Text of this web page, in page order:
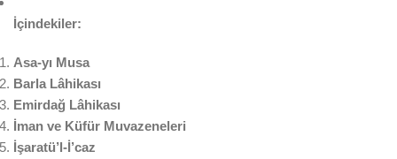
İçindekiler:
Asa-yı Musa
Barla Lâhikası
Emirdağ Lâhikası
İman ve Küfür Muvazeneleri
İşaratü’l-İ’caz